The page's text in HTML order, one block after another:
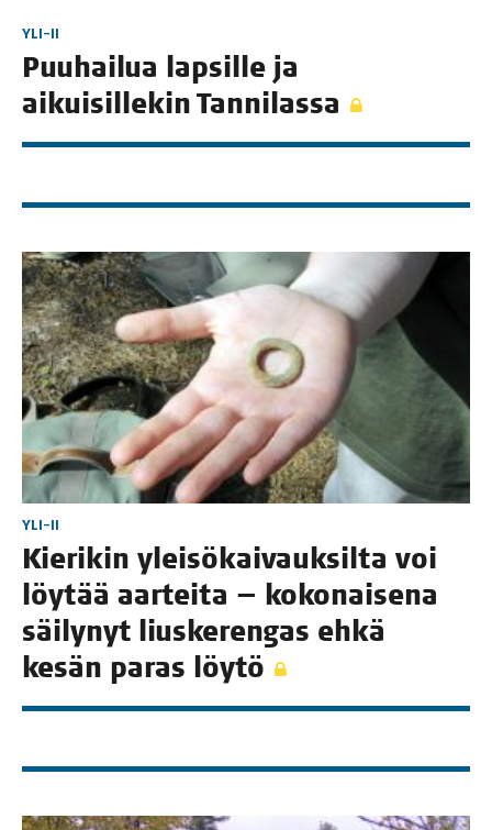
YLI-II
Puu­hai­lua lap­sil­le ja
aikui­sil­le­kin Tannilassa
YLI-II
Kie­ri­kin ylei­sö­kai­vauk­sil­ta voi
löy­tää aar­tei­ta — koko­nai­se­na
säi­ly­nyt lius­ke­ren­gas ehkä
kesän paras löytö